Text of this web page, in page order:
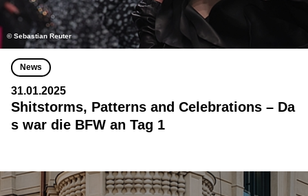
© Sebastian Reuter
News
31.01.2025
Shitstorms, Patterns and Celebrations – Da
s war die BFW an Tag 1